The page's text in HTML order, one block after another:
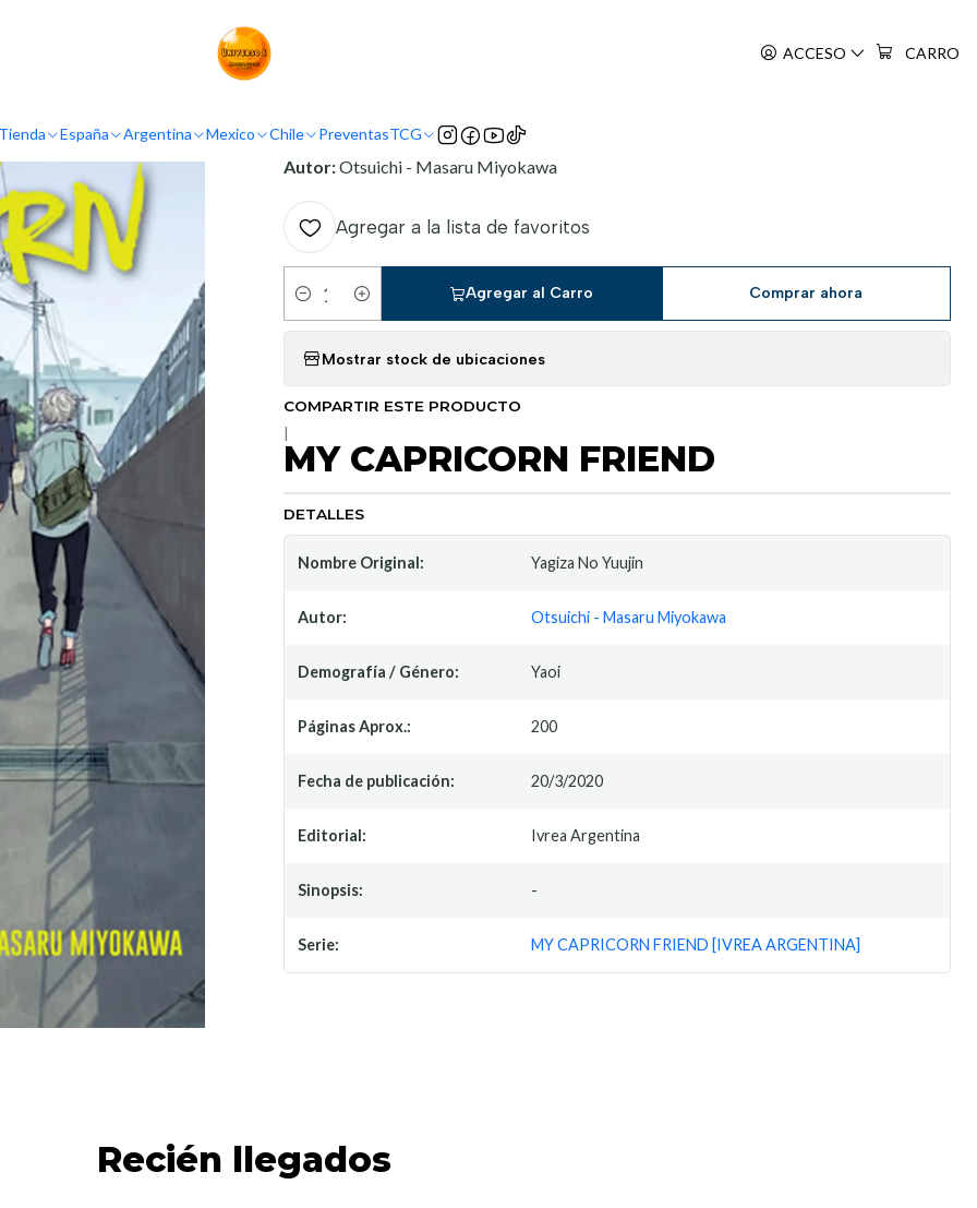
ACCESO CARRO
Tienda España Argentina Mexico Chile PreventasTCG
Nombre Original:Yagiza No Yuujin
Autor:Otsuichi - Masaru Miyokawa
Agregar a la lista de favoritos
Cantidad
Agregar al Carro Comprar ahora
Mostrar stock de ubicaciones
COMPARTIR ESTE PRODUCTO
MY CAPRICORN FRIEND
DETALLES
Nombre Original: Yagiza No Yuujin
Autor: Otsuichi - Masaru Miyokawa
Demografía / Género: Yaoi
Páginas Aprox.: 200
Fecha de publicación: 20/3/2020
Editorial: Ivrea Argentina
Sinopsis: -
Serie: MY CAPRICORN FRIEND [IVREA ARGENTINA]
Recién llegados